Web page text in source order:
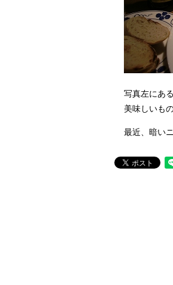
写真左にあ
美味しいも
最近、暗い